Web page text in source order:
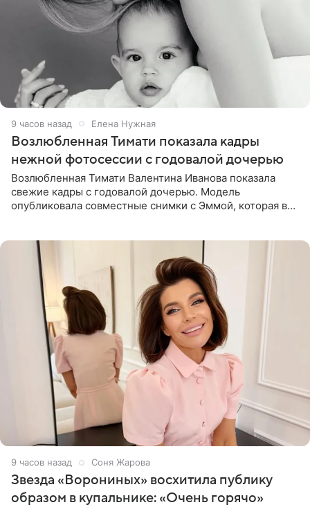
9 часов назад Елена Нужная
Возлюбленная Тимати показала кадры
нежной фотосессии с годовалой дочерью
Возлюбленная Тимати Валентина Иванова показала
свежие кадры с годовалой дочерью. Модель
опубликовала совместные снимки с Эммой, которая в
9 часов назад Соня Жарова
Звезда «Ворониных» восхитила публику
образом в купальнике: «Очень горячо»